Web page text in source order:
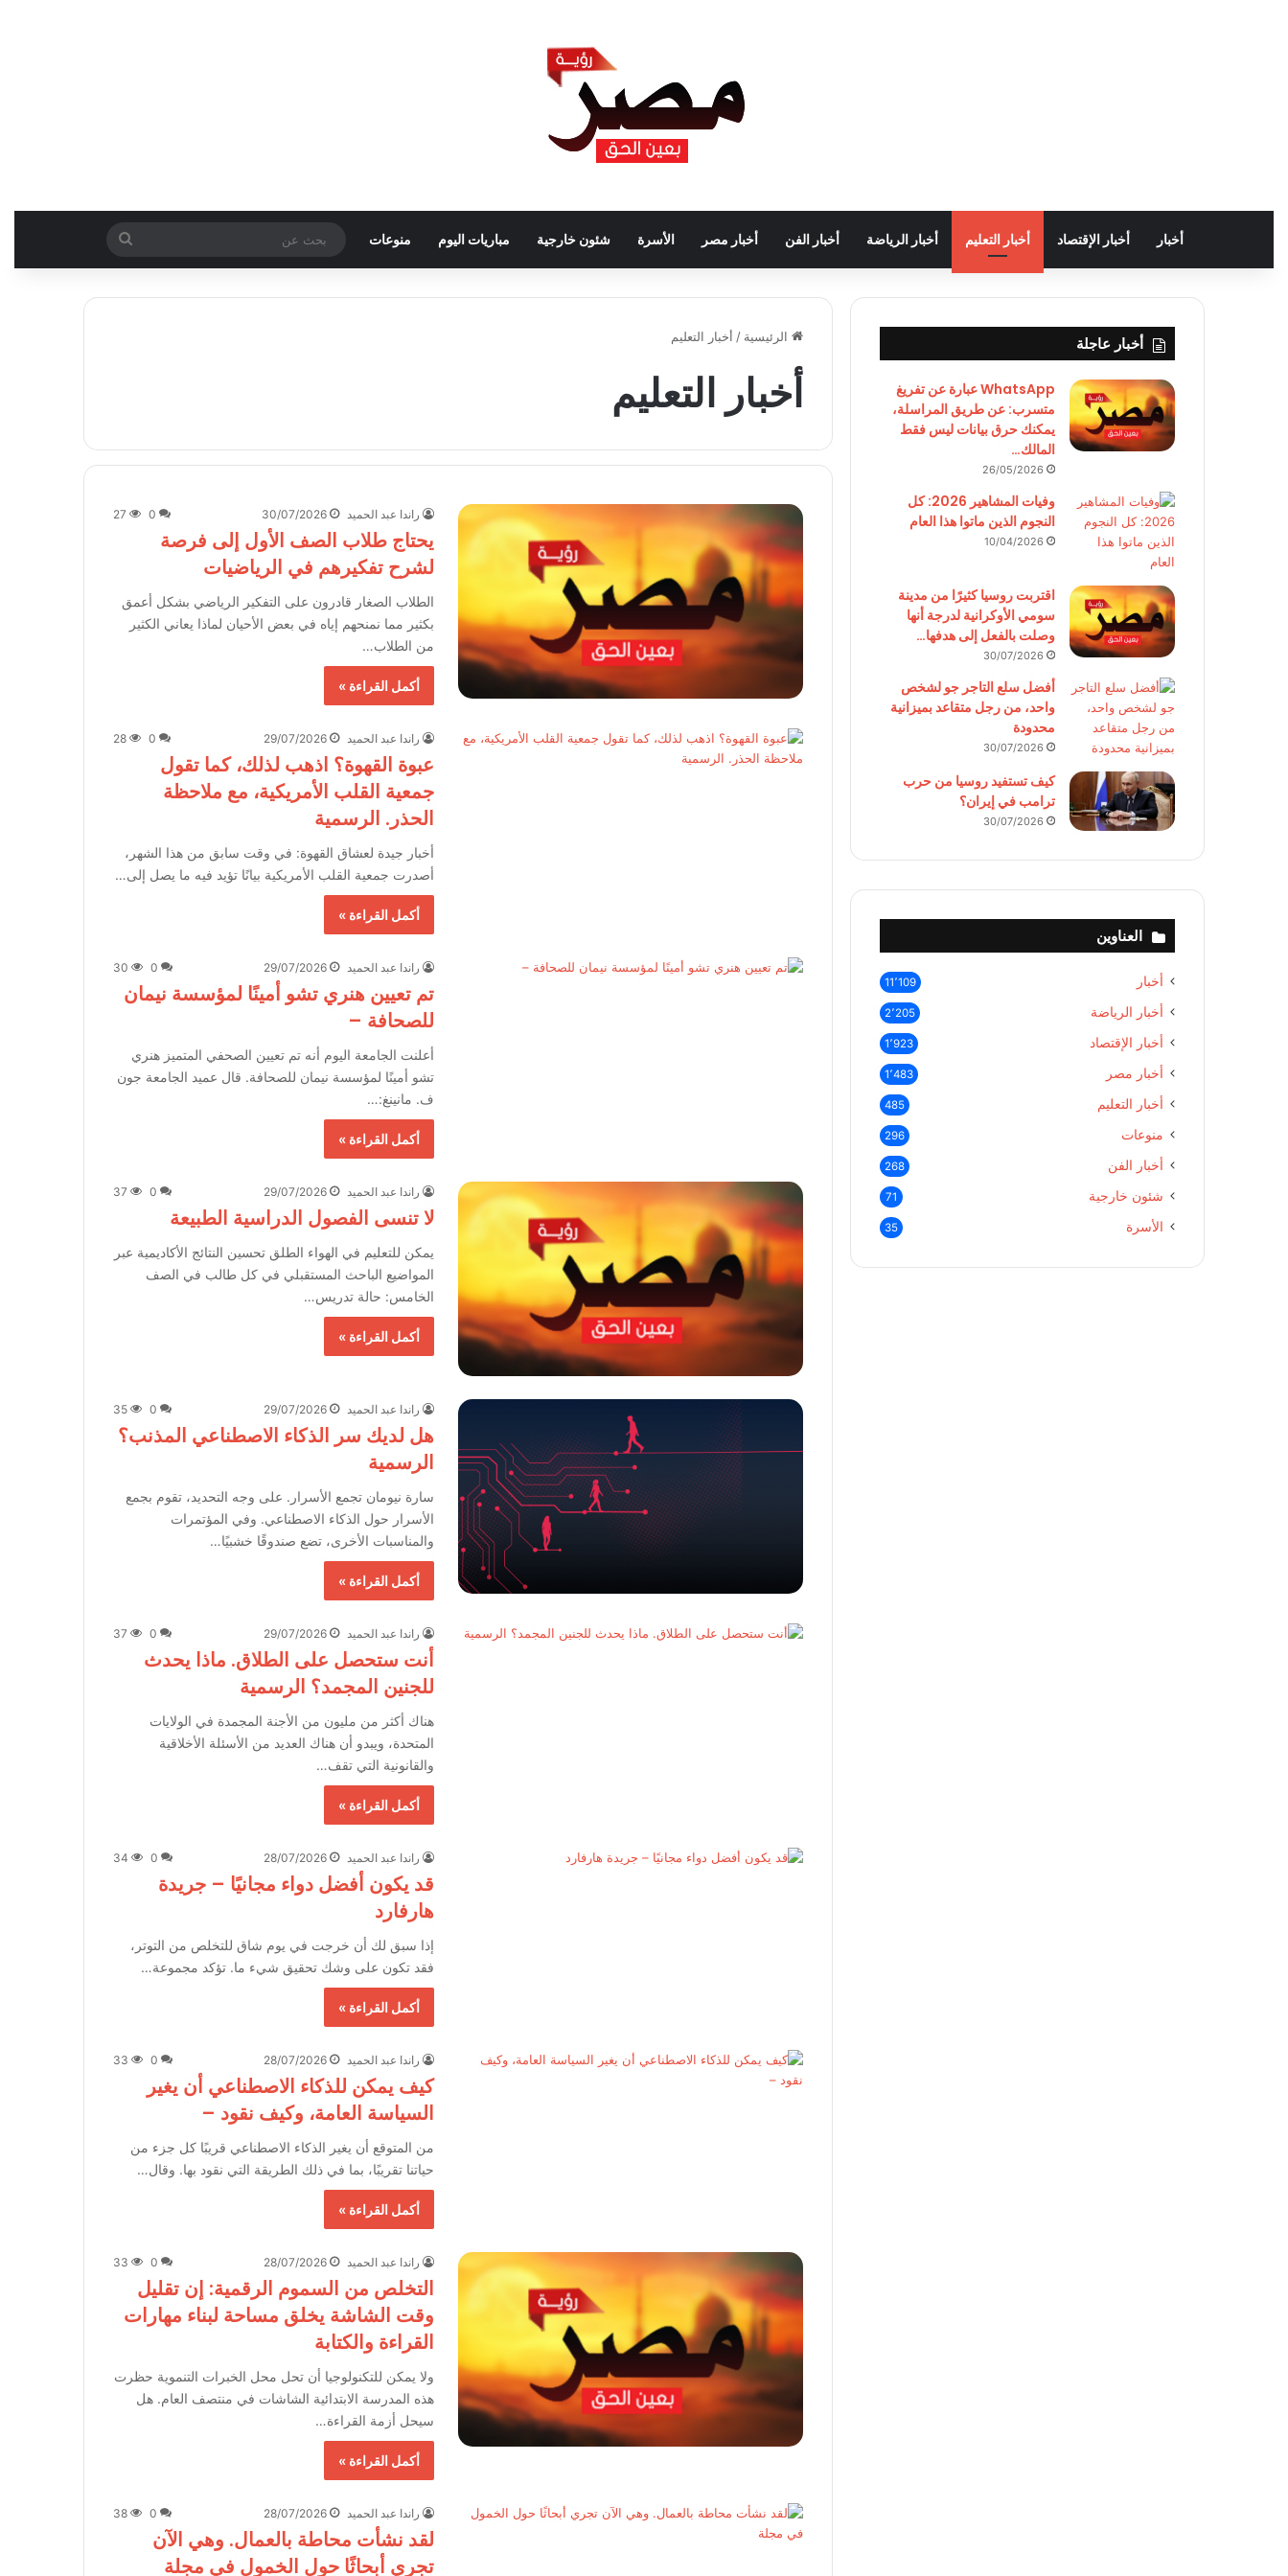
أخبار أخبار الإقتصاد أخبار التعليم أخبار الرياضة أخبار الفن أخبار مصر الأسرة شئون خارجية مباريات اليوم منوعات
بحث
عن
الرئيسية / أخبار التعليم
أخبار التعليم
راندا عبد الحميد 30/07/2026
0
27
يحتاج طلاب الصف الأول إلى فرصة
لشرح تفكيرهم في الرياضيات
الطلاب الصغار قادرون على التفكير الرياضي بشكل أعمق
بكثير مما نمنحهم إياه في بعض الأحيان لماذا يعاني الكثير
من الطلاب…
أكمل القراءة »
راندا عبد الحميد 29/07/2026
0
28
عبوة القهوة؟ اذهب لذلك، كما تقول
جمعية القلب الأمريكية، مع ملاحظة
الحذر. الرسمية
أخبار جيدة لعشاق القهوة: في وقت سابق من هذا الشهر،
أصدرت جمعية القلب الأمريكية بيانًا تؤيد فيه ما يصل إلى…
أكمل القراءة »
راندا عبد الحميد 29/07/2026
0
30
تم تعيين هنري تشو أمينًا لمؤسسة نيمان
للصحافة –
أعلنت الجامعة اليوم أنه تم تعيين الصحفي المتميز هنري
تشو أمينًا لمؤسسة نيمان للصحافة. قال عميد الجامعة جون
ف. مانينغ:…
أكمل القراءة »
راندا عبد الحميد 29/07/2026
0
37
لا تنسى الفصول الدراسية الطبيعة
يمكن للتعليم في الهواء الطلق تحسين النتائج الأكاديمية عبر
المواضيع الباحث المستقبلي في كل طالب في الصف
الخامس: حالة تدريس…
أكمل القراءة »
راندا عبد الحميد 29/07/2026
0
35
هل لديك سر الذكاء الاصطناعي المذنب؟
الرسمية
سارة نيومان تجمع الأسرار. على وجه التحديد، تقوم بجمع
الأسرار حول الذكاء الاصطناعي. وفي المؤتمرات
والمناسبات الأخرى، تضع صندوقًا خشبيًا…
أكمل القراءة »
راندا عبد الحميد 29/07/2026
0
37
أنت ستحصل على الطلاق. ماذا يحدث
للجنين المجمد؟ الرسمية
هناك أكثر من مليون من الأجنة المجمدة في الولايات
المتحدة، ويبدو أن هناك العديد من الأسئلة الأخلاقية
والقانونية التي تقف…
أكمل القراءة »
راندا عبد الحميد 28/07/2026
0
34
قد يكون أفضل دواء مجانيًا – جريدة
هارفارد
إذا سبق لك أن خرجت في يوم شاق للتخلص من التوتر،
فقد تكون على وشك تحقيق شيء ما. تؤكد مجموعة…
أكمل القراءة »
راندا عبد الحميد 28/07/2026
0
33
كيف يمكن للذكاء الاصطناعي أن يغير
السياسة العامة، وكيف نقود –
من المتوقع أن يغير الذكاء الاصطناعي قريبًا كل جزء من
حياتنا تقريبًا، بما في ذلك الطريقة التي نقود بها. وقال…
أكمل القراءة »
راندا عبد الحميد 28/07/2026
0
33
التخلص من السموم الرقمية: إن تقليل
وقت الشاشة يخلق مساحة لبناء مهارات
القراءة والكتابة
ولا يمكن للتكنولوجيا أن تحل محل الخبرات التنموية حظرت
هذه المدرسة الابتدائية الشاشات في منتصف العام. هل
سيحل أزمة القراءة…
أكمل القراءة »
راندا عبد الحميد 28/07/2026
0
38
لقد نشأت محاطة بالعمال. وهي الآن
تجري أبحاثًا حول الخمول في مجلة
أخبار عاجلة
WhatsApp عبارة عن تفريغ
متسرب: عن طريق المراسلة،
يمكنك حرق بيانات ليس فقط
المالك…
26/05/2026
وفيات المشاهير 2026: كل
النجوم الذين ماتوا هذا العام
10/04/2026
اقتربت روسيا كثيرًا من مدينة
سومي الأوكرانية لدرجة أنها
وصلت بالفعل إلى هدفها…
30/07/2026
أفضل سلع التاجر جو لشخص
واحد، من رجل متقاعد بميزانية
محدودة
30/07/2026
كيف تستفيد روسيا من حرب
ترامب في إيران؟
30/07/2026
العناوين
أخبار 11٬109
أخبار الرياضة 2٬205
أخبار الإقتصاد 1٬923
أخبار مصر 1٬483
أخبار التعليم 485
منوعات 296
أخبار الفن 268
شئون خارجية 71
الأسرة 35